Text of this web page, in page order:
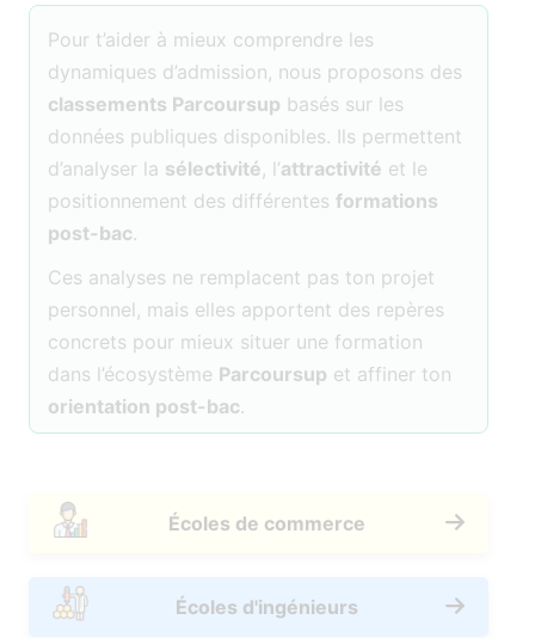
Pour t’aider à mieux comprendre les
dynamiques d’admission, nous proposons des
classements Parcoursup basés sur les
données publiques disponibles. Ils permettent
d’analyser la sélectivité, l’attractivité et le
positionnement des différentes formations
post-bac.
Ces analyses ne remplacent pas ton projet
personnel, mais elles apportent des repères
concrets pour mieux situer une formation
dans l’écosystème Parcoursup et affiner ton
orientation post-bac.
Écoles de commerce
Écoles d'ingénieurs